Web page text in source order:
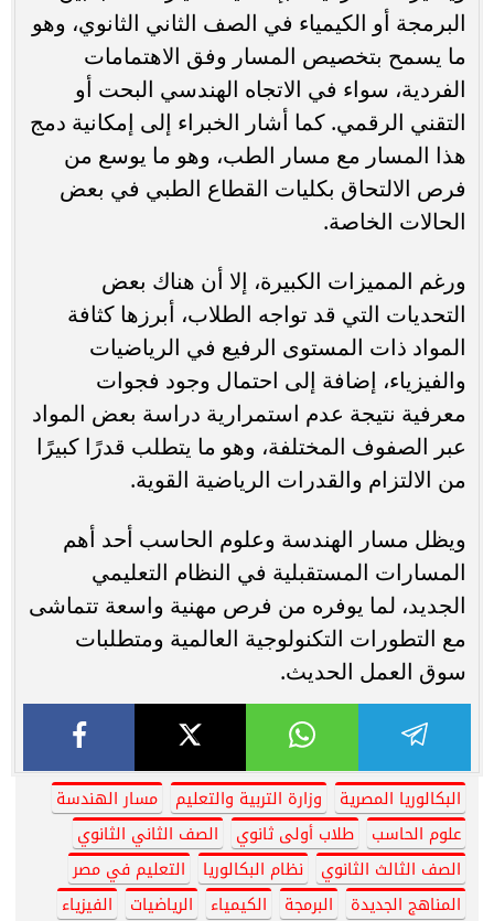
البرمجة أو الكيمياء في الصف الثاني الثانوي، وهو
ما يسمح بتخصيص المسار وفق الاهتمامات
الفردية، سواء في الاتجاه الهندسي البحت أو
التقني الرقمي. كما أشار الخبراء إلى إمكانية دمج
هذا المسار مع مسار الطب، وهو ما يوسع من
فرص الالتحاق بكليات القطاع الطبي في بعض
الحالات الخاصة.
ورغم المميزات الكبيرة، إلا أن هناك بعض
التحديات التي قد تواجه الطلاب، أبرزها كثافة
المواد ذات المستوى الرفيع في الرياضيات
والفيزياء، إضافة إلى احتمال وجود فجوات
معرفية نتيجة عدم استمرارية دراسة بعض المواد
عبر الصفوف المختلفة، وهو ما يتطلب قدرًا كبيرًا
من الالتزام والقدرات الرياضية القوية.
ويظل مسار الهندسة وعلوم الحاسب أحد أهم
المسارات المستقبلية في النظام التعليمي
الجديد، لما يوفره من فرص مهنية واسعة تتماشى
مع التطورات التكنولوجية العالمية ومتطلبات
سوق العمل الحديث.
البكالوريا المصرية وزارة التربية والتعليم
مسار الهندسة
علوم الحاسب
طلاب أولى ثانوي
الصف الثاني الثانوي
الصف الثالث الثانوي
نظام البكالوريا
التعليم في مصر
المناهج الجديدة
البرمجة الكيمياء الرياضيات
الفيزياء